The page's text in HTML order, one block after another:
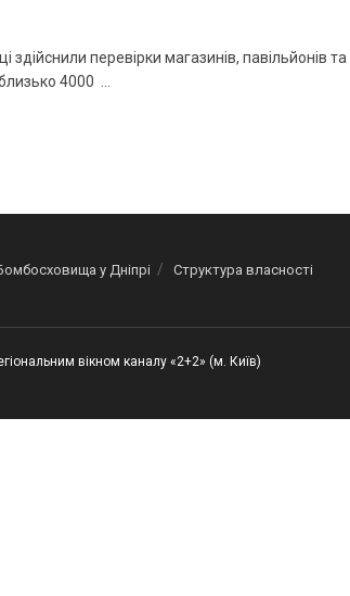
перевірки магазинів, павільйонів
4000 ...
у Дніпрі Структура власності
вікном каналу «2+2» (м. Київ)